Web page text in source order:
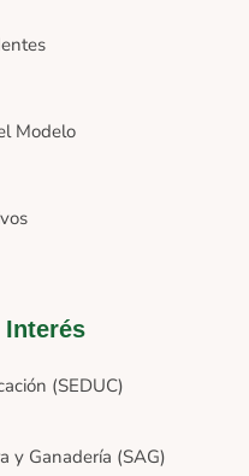
Modelo
Interés
(SEDUC)
y Ganadería (SAG)